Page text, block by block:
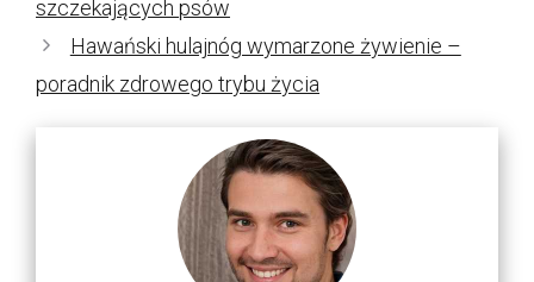
szczekających psów
Hawański hulajnóg wymarzone żywienie –
poradnik zdrowego trybu życia